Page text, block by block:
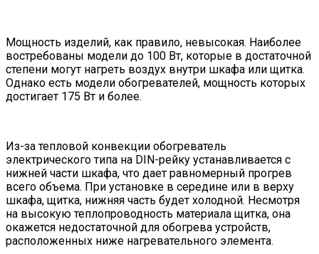
Мощность изделий, как правило, невысокая. Наиболее
востребованы модели до 100 Вт, которые в достаточной
степени могут нагреть воздух внутри шкафа или щитка.
Однако есть модели обогревателей, мощность которых
достигает 175 Вт и более.
Из-за тепловой конвекции обогреватель
электрического типа на DIN-рейку устанавливается с
нижней части шкафа, что дает равномерный прогрев
всего объема. При установке в середине или в верху
шкафа, щитка, нижняя часть будет холодной. Несмотря
на высокую теплопроводность материала щитка, она
окажется недостаточной для обогрева устройств,
расположенных ниже нагревательного элемента.